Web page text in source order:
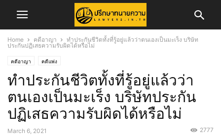
Home คดีอาญา
ทำประกันชีวิตทั้งที่รู้อยู่แล้วว่าตนเองเป็นมะเร็ง บริษัท
ประกันปฏิเสธความรับผิดได้หรือไม่
คดีอาญา คดีแพ่ง
ทำประกันชีวิตทั้งที่รู้อยู่แล้วว่า
ตนเองเป็นมะเร็ง บริษัทประกัน
ปฏิเสธความรับผิดได้หรือไม่
March 6, 2021 2777